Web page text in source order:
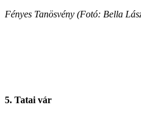
Fényes Tanösvény (Fotó: Bella
5. Tatai vár